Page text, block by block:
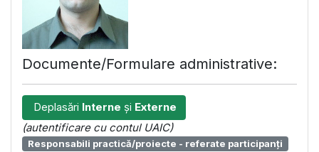
Documente/Formulare administrative:
Deplasări Interne și Externe
(autentificare cu contul UAIC)
Responsabili practică/proiecte - referate participanți